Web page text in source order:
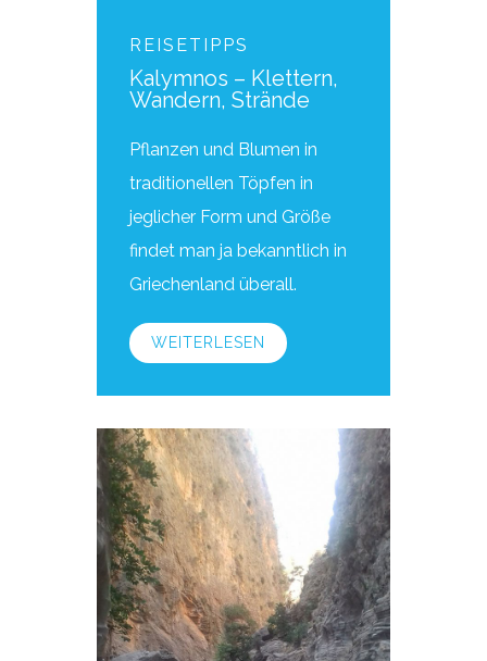
REISETIPPS
Kalymnos – Klettern,
Wandern, Strände
Pflanzen und Blumen in
traditionellen Töpfen in
jeglicher Form und Größe
findet man ja bekanntlich in
Griechenland überall.
WEITERLESEN